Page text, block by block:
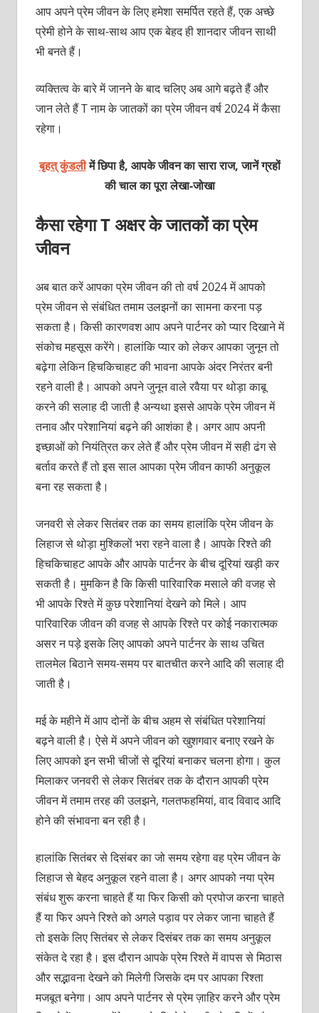
आप अपने प्रेम जीवन के लिए हमेशा समर्पित रहते हैं, एक अच्छे
प्रेमी होने के साथ-साथ आप एक बेहद ही शानदार जीवन साथी
भी बनते हैं।
व्यक्तित्व के बारे में जानने के बाद चलिए अब आगे बढ़ते हैं और
जान लेते हैं T नाम के जातकों का प्रेम जीवन वर्ष 2024 में कैसा
रहेगा।
बृहत् कुंडलीमें छिपा है, आपके जीवन का सारा राज, जानें ग्रहों
की चाल का पूरा लेखा-जोखा
कैसा रहेगा T अक्षर के जातकों का प्रेम
जीवन
अब बात करें आपका प्रेम जीवन की तो वर्ष 2024 में आपको
प्रेम जीवन से संबंधित तमाम उलझनों का सामना करना पड़
सकता है। किसी कारणवश आप अपने पार्टनर को प्यार दिखाने में
संकोच महसूस करेंगे। हालांकि प्यार को लेकर आपका जुनून तो
बढ़ेगा लेकिन हिचकिचाहट की भावना आपके अंदर निरंतर बनी
रहने वाली है। आपको अपने जुनून वाले रवैया पर थोड़ा काबू
करने की सलाह दी जाती है अन्यथा इससे आपके प्रेम जीवन में
तनाव और परेशानियां बढ़ने की आशंका है। अगर आप अपनी
इच्छाओं को नियंत्रित कर लेते हैं और प्रेम जीवन में सही ढंग से
बर्ताव करते हैं तो इस साल आपका प्रेम जीवन काफी अनुकूल
बना रह सकता है।
जनवरी से लेकर सितंबर तक का समय हालांकि प्रेम जीवन के
लिहाज से थोड़ा मुश्किलों भरा रहने वाला है। आपके रिश्ते की
हिचकिचाहट आपके और आपके पार्टनर के बीच दूरियां खड़ी कर
सकती है। मुमकिन है कि किसी पारिवारिक मसाले की वजह से
भी आपके रिश्ते में कुछ परेशानियां देखने को मिले। आप
पारिवारिक जीवन की वजह से आपके रिश्ते पर कोई नकारात्मक
असर न पड़े इसके लिए आपको अपने पार्टनर के साथ उचित
तालमेल बिठाने समय-समय पर बातचीत करने आदि की सलाह दी
जाती है।
मई के महीने में आप दोनों के बीच अहम से संबंधित परेशानियां
बढ़ने वाली है। ऐसे में अपने जीवन को खुशगवार बनाए रखने के
लिए आपको इन सभी चीजों से दूरियां बनाकर चलना होगा। कुल
मिलाकर जनवरी से लेकर सितंबर तक के दौरान आपकी प्रेम
जीवन में तमाम तरह की उलझने, गलतफहमियां, वाद विवाद आदि
होने की संभावना बन रही है।
हालांकि सितंबर से दिसंबर का जो समय रहेगा वह प्रेम जीवन के
लिहाज से बेहद अनुकूल रहने वाला है। अगर आपको नया प्रेम
संबंध शुरू करना चाहते हैं या फिर किसी को प्रपोज करना चाहते
हैं या फिर अपने रिश्ते को अगले पड़ाव पर लेकर जाना चाहते हैं
तो इसके लिए सितंबर से लेकर दिसंबर तक का समय अनुकूल
संकेत दे रहा है। इस दौरान आपके प्रेम रिश्ते में वापस से मिठास
और सद्भावना देखने को मिलेगी जिसके दम पर आपका रिश्ता
मजबूत बनेगा। आप अपने पार्टनर से प्रेम ज़ाहिर करने और प्रेम